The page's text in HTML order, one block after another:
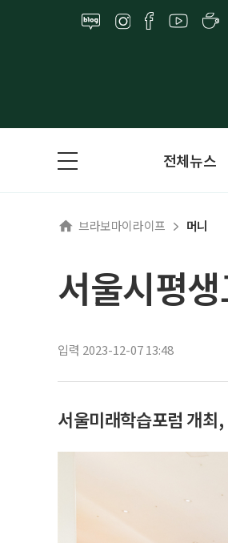
전체뉴스
브라보마이라이프 머니
서울시평
입력 2023-12-07 13:48
서울미래학습포럼 개최